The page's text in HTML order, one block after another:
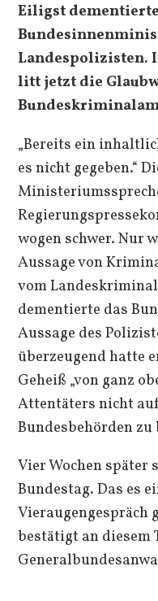
Eiligst
Landespolizisten.
litt jetzt die
„Bereits ein
es nicht gegeben.“
wogen schwer. Nur
Aussage von
vom
dementierte das
Aussage des
überzeugend hatte
Geheiß „von ganz
Attentäters nicht
Bundesbehörden zu
Vier Wochen später
Bundestag. Das es
Vieraugengespräch
bestätigt an diesem